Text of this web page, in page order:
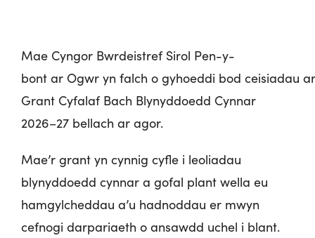
Mae Cyngor Bwrdeistref Sirol Pen-y-
bont ar Ogwr yn falch o gyhoeddi bod ceisiadau ar
Grant Cyfalaf Bach Blynyddoedd Cynnar
2026–27 bellach ar agor.
Mae’r grant yn cynnig cyfle i leoliadau
blynyddoedd cynnar a gofal plant wella eu
hamgylcheddau a’u hadnoddau er mwyn
cefnogi darpariaeth o ansawdd uchel i blant.